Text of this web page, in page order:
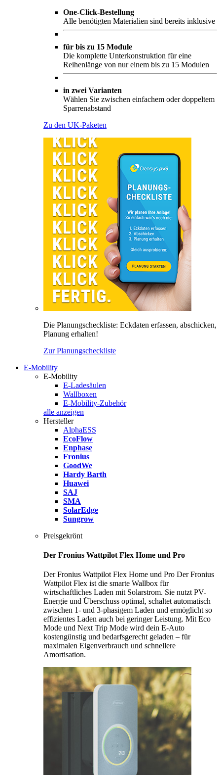
One-Click-Bestellung
Alle benötigten Materialien sind bereits inklusive
für bis zu 15 Module
Die komplette Unterkonstruktion für eine
Reihenlänge von nur einem bis zu 15 Modulen
in zwei Varianten
Wählen Sie zwischen einfachem oder doppeltem
Sparrenabstand
Zu den UK-Paketen
Die Planungscheckliste: Eckdaten erfassen, abschicken,
Planung erhalten!
Zur Planungscheckliste
E-Mobility
E-Mobility
E-Ladesäulen
Wallboxen
E-Mobility-Zubehör
alle anzeigen
Hersteller
AlphaESS
EcoFlow
Enphase
Fronius
GoodWe
Hardy Barth
Huawei
SAJ
SMA
SolarEdge
Sungrow
Preisgekrönt
Der Fronius Wattpilot Flex Home und Pro
Der Fronius Wattpilot Flex Home und Pro Der Fronius
Wattpilot Flex ist die smarte Wallbox für
wirtschaftliches Laden mit Solarstrom. Sie nutzt PV-
Energie und Überschuss optimal, schaltet automatisch
zwischen 1- und 3-phasigem Laden und ermöglicht so
effizientes Laden auch bei geringer Leistung. Mit Eco
Mode und Next Trip Mode wird dein E-Auto
kostengünstig und bedarfsgerecht geladen – für
maximalen Eigenverbrauch und schnellere
Amortisation.